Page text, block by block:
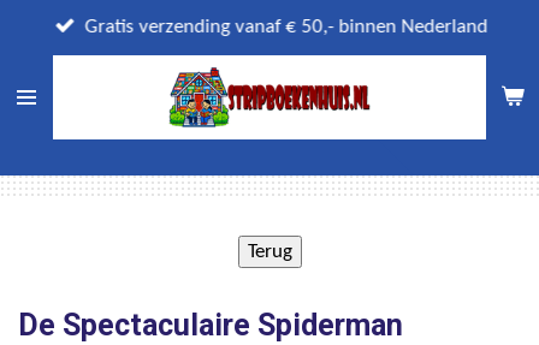
direct
naar
Gratis verzending vanaf € 50,- binnen Nederland
De Spectaculaire Spiderman